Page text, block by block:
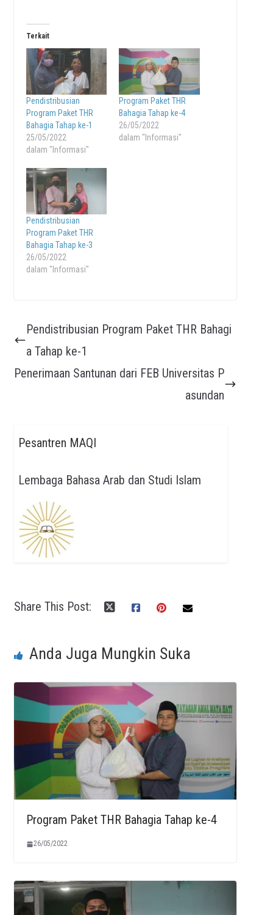
Terkait
Pendistribusian
Program Paket THR
Bahagia Tahap ke-1
25/05/2022
dalam "Informasi"
Program Paket THR
Bahagia Tahap ke-4
26/05/2022
dalam "Informasi"
Pendistribusian
Program Paket THR
Bahagia Tahap ke-3
26/05/2022
dalam "Informasi"
Pendistribusian Program Paket THR Bahagi
a Tahap ke-1
Penerimaan Santunan dari FEB Universitas P
asundan
Pesantren MAQI
Lembaga Bahasa Arab dan Studi Islam
Share This Post:
Anda Juga Mungkin Suka
Program Paket THR Bahagia Tahap ke-4
26/05/2022